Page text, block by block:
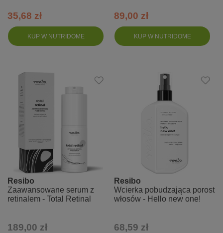
KUP W NUTRIDOME
35,68 zł
KUP W NUTRIDOME
89,00 zł
Resibo
Zaawansowane serum z
retinalem - Total Retinal
189,00 zł
Resibo
Wcierka pobudzająca porost
włosów - Hello new one!
68,59 zł